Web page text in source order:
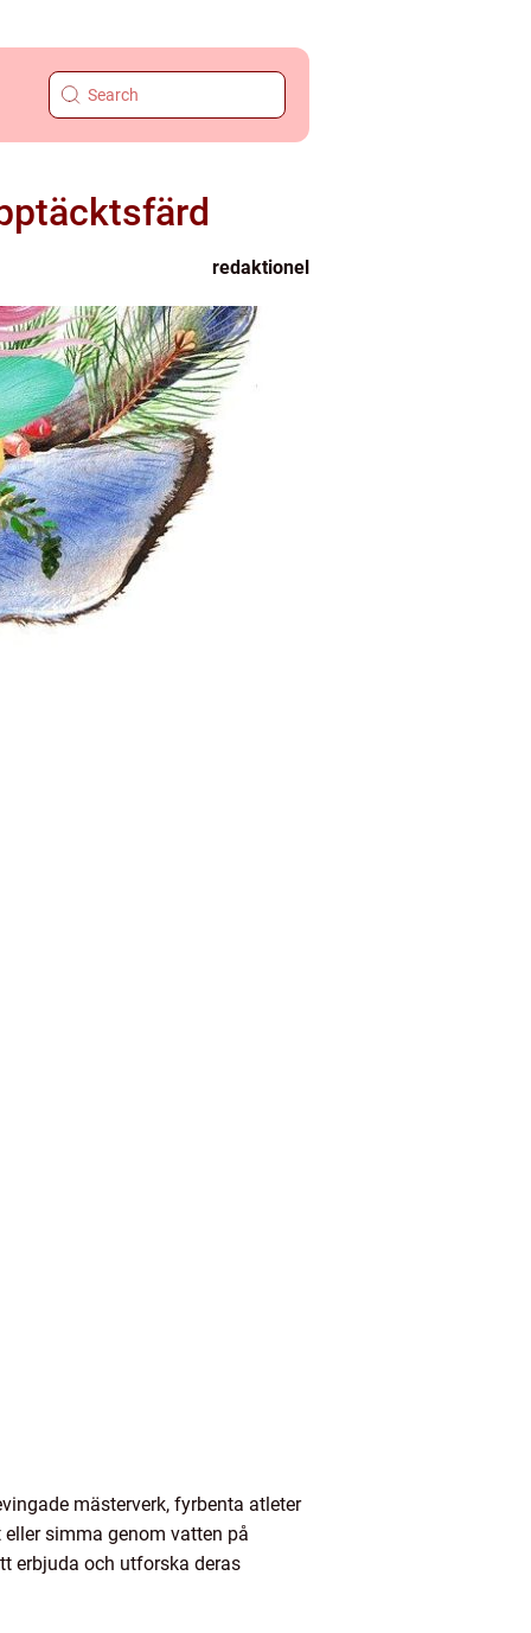
redaktionel
mästerverk, fyrbenta atleter
simma genom vatten på
erbjuda och utforska deras